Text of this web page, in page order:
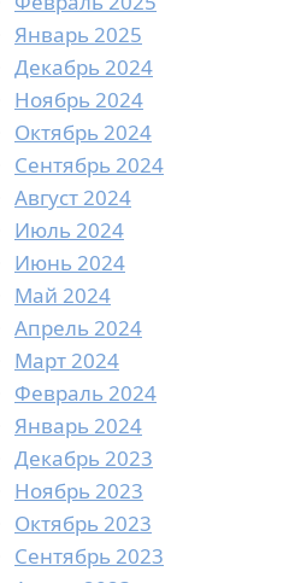
Январь 2025
Декабрь 2024
Ноябрь 2024
Октябрь 2024
Сентябрь 2024
Август 2024
Июль 2024
Июнь 2024
Май 2024
Апрель 2024
Март 2024
Февраль 2024
Январь 2024
Декабрь 2023
Ноябрь 2023
Октябрь 2023
Сентябрь 2023